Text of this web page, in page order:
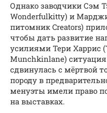
Однако заводчики Сэм
Wonderfulkitty) и
питомник Creators)
чтобы дать развитие
усилиями Тери Харрис
Munchkinlane)
сдвинулась с мёртвой
породу в
менуэты имели право
на выставках.